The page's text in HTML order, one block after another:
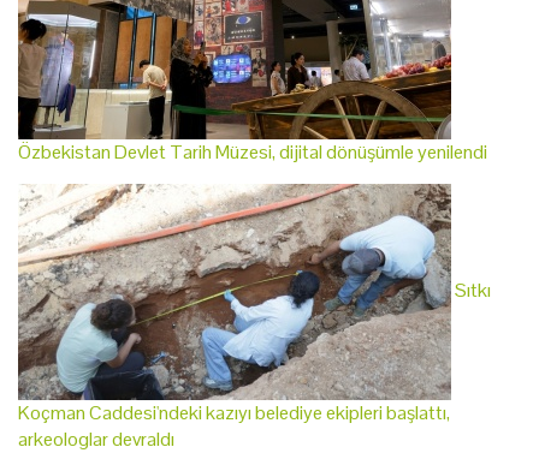
Özbekistan Devlet Tarih Müzesi, dijital dönüşümle yenilendi
Sıtkı
Koçman Caddesi'ndeki kazıyı belediye ekipleri başlattı,
arkeologlar devraldı